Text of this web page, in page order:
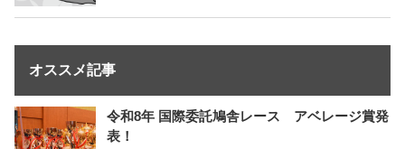
オススメ記事
令和8年 国際委託鳩舎レース アベレージ賞発
表！